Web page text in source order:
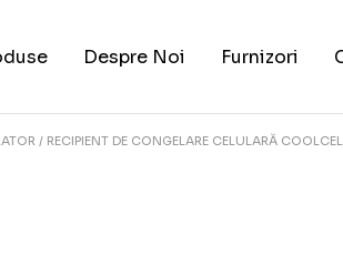
Despre Noi Furnizori
RECIPIENT DE CONGELARE CELULARĂ